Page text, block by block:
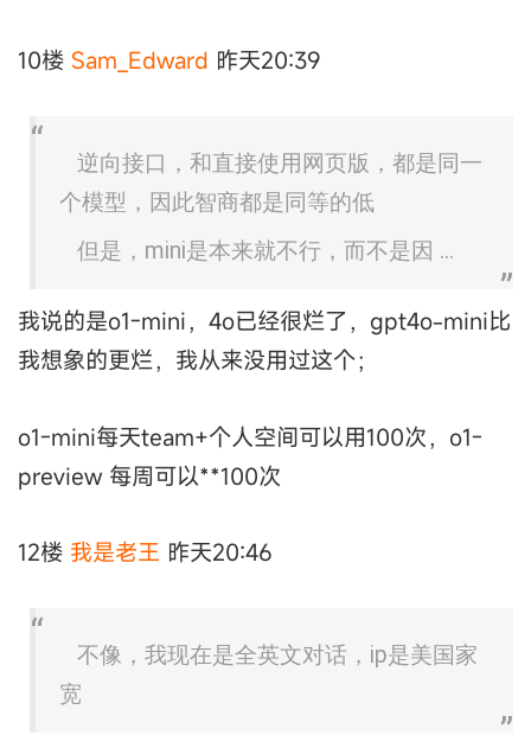
10楼 Sam_Edward 昨天20:39
逆向接口，和直接使用网页版，都是同一
个模型，因此智商都是同等的低
但是，mini是本来就不行，而不是因 ...
我说的是o1-mini，4o已经很烂了，gpt4o-mini比
我想象的更烂，我从来没用过这个；
o1-mini每天team+个人空间可以用100次，o1-
preview 每周可以**100次
12楼 我是老王 昨天20:46
不像，我现在是全英文对话，ip是美国家
宽